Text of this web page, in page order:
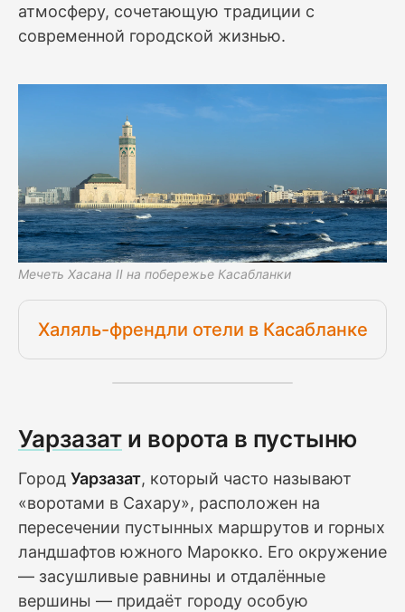
атмосферу, сочетающую традиции с
современной городской жизнью.
Мечеть Хасана II на побережье Касабланки
Халяль-френдли отели в Касабланке
Уарзазат и ворота в пустыню
Город Уарзазат, который часто называют
«воротами в Сахару», расположен на
пересечении пустынных маршрутов и горных
ландшафтов южного Марокко. Его окружение
— засушливые равнины и отдалённые
вершины — придаёт городу особую